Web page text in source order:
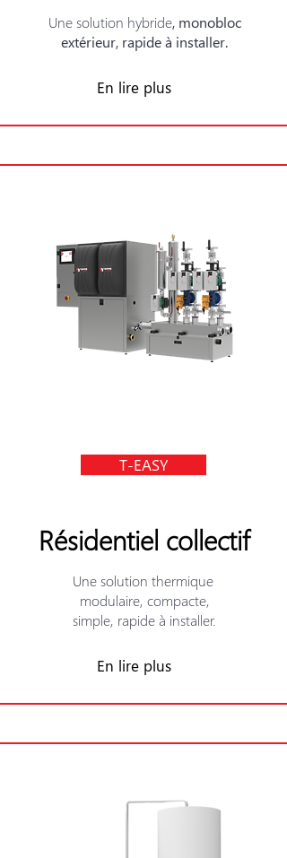
Une solution hybride, monobloc
extérieur, rapide à installer.
En lire plus
T-EASY
Résidentiel collectif
Une solution thermique
modulaire, compacte,
simple, rapide à installer.
En lire plus